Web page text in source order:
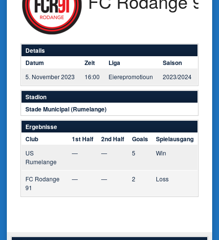
Details
Datum
Zeit Liga Saison
5. November 2023 16:00 Eierepromotioun 2023/2024
Stadion
Stade Municipal (Rumelange)
Ergebnisse
Club
1st Half 2nd Half Goals Spielausgang
US
Rumelange
— — 5 Win
FC Rodange
91
— — 2 Loss